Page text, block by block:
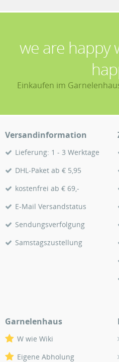
we are happy
Einkaufen im
Versandinformation
Lieferung: 1 - 3 Werktage
DHL-Paket ab € 5,95
kostenfrei ab € 69,-
E-Mail Versandstatus
Sendungsverfolgung
Samstagszustellung
Garnelenhaus
W wie Wiki
Eigene Abholung